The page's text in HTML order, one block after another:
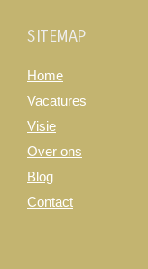
SITEMAP
Home
Vacatures
Visie
Over ons
Blog
Contact